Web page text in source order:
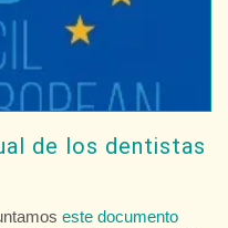
de los dentistas
este documento